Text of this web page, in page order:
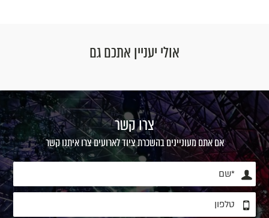
אולי יעניין אתכם גם
צרו קשר
אם אתם מעוניינים בהשכרת ציוד לארועים צרו איתנו קשר